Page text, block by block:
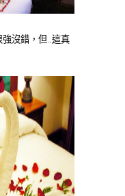
強沒錯，但…這真